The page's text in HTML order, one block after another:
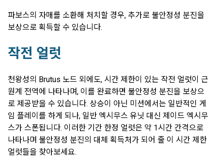
파보스의 자매를 소환해 처치할 경우, 추가로 불안정성 분진을
보상으로 획득할 수 있습니다.
작전 얼럿
천왕성의 Brutus 노드 외에도, 시간 제한이 있는 작전 얼럿이 근
원계 전역에 나타나며, 이를 완료하면 불안정성 분진을 보상으
로 제공받을 수 있습니다. 상승이 아닌 미션에서는 일반적인 게
임 플레이를 하게 되나, 일반 엑시무스 유닛 대신 제이드 엑시무
스가 스폰됩니다. 이러한 기간 한정 얼럿은 약 1시간 간격으로
나타나며 불안정성 분진의 대체 획득처가 되어 줄 이 시간 제한
얼럿들을 찾아보세요.